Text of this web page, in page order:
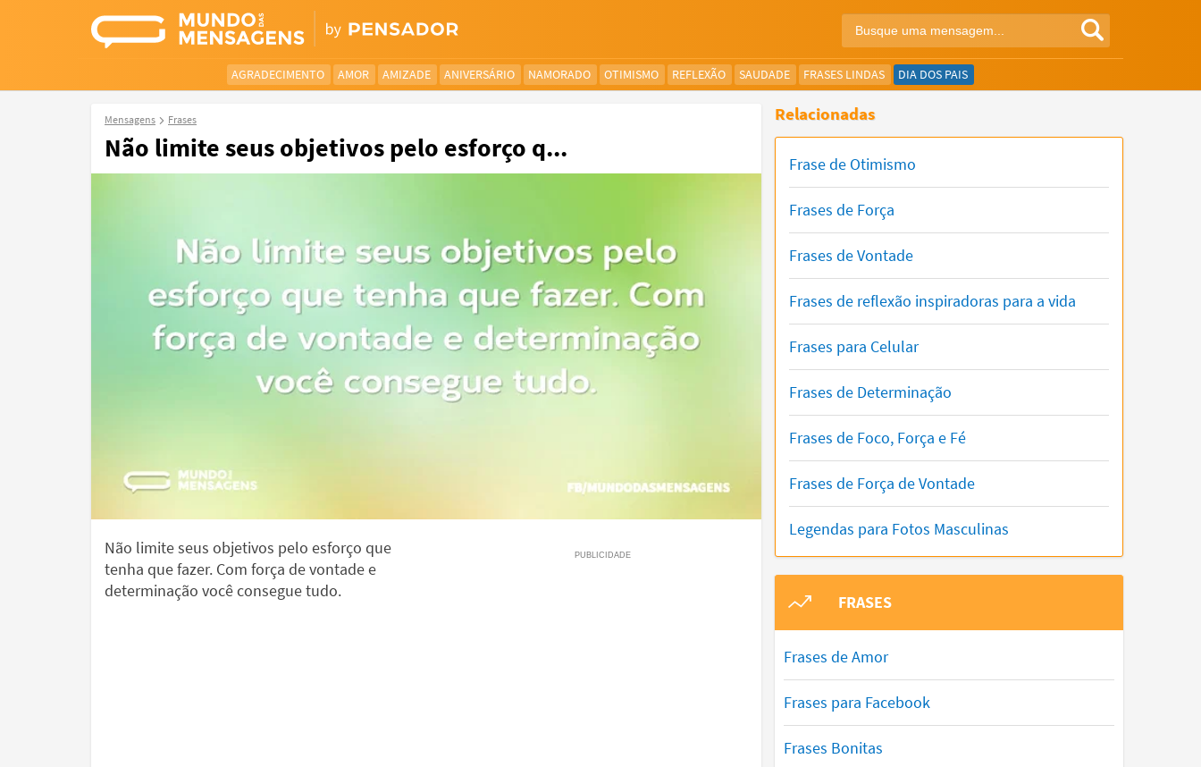
AGRADECIMENTO AMOR AMIZADE ANIVERSÁRIO NAMORADO OTIMISMO REFLEXÃO SAUDADE FRASES LINDAS DIA DOS PAIS
Mensagens Frases
Não limite seus objetivos pelo esforço q...
Não limite seus objetivos pelo esforço que
tenha que fazer. Com força de vontade e
determinação você consegue tudo.
Relacionadas
Frase de Otimismo
Frases de Força
Frases de Vontade
Frases de reflexão inspiradoras para a vida
Frases para Celular
Frases de Determinação
Frases de Foco, Força e Fé
Frases de Força de Vontade
Legendas para Fotos Masculinas
FRASES
Frases de Amor
Frases para Facebook
Frases Bonitas